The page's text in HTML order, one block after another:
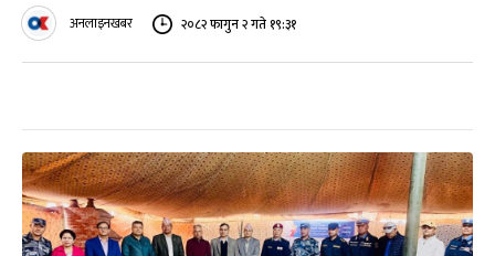
अनलाइनखबर २०८२ फागुन २ गते १९:३१